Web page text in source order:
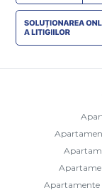
Apartamente